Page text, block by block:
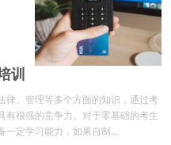
训
律、管理等多个方面的知识，通过考
有很强的竞争力。对于零基础的考生
定学习能力，如果自制...